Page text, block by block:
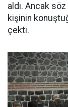
aldı. Ancak
kişinin
çekti.